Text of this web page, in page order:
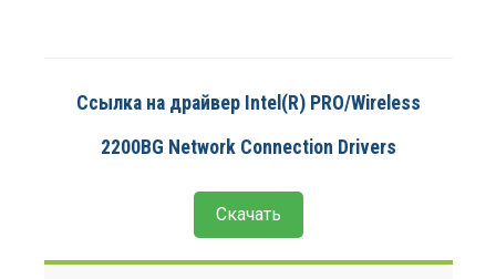
Ссылка на драйвер Intel(R) PRO/Wireless
2200BG Network Connection Drivers
Скачать